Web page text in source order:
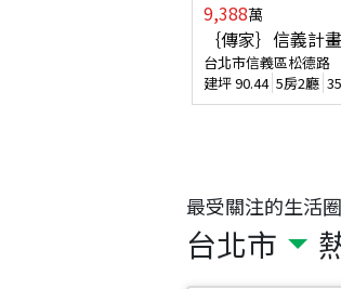
最受關注的生活
台北市
9,388萬
｛傳家｝信義計
台北市信義區松德路
建坪90.44 5房2廳